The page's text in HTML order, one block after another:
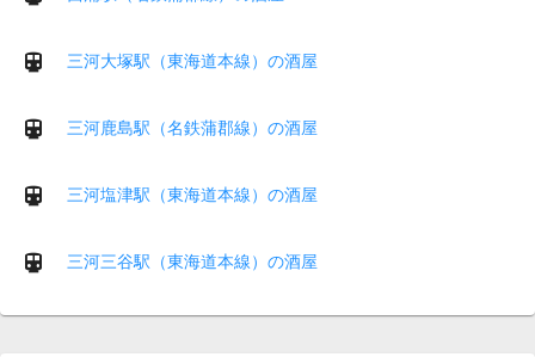
三河大塚駅（東海道本線）の酒屋
三河鹿島駅（名鉄蒲郡線）の酒屋
三河塩津駅（東海道本線）の酒屋
三河三谷駅（東海道本線）の酒屋